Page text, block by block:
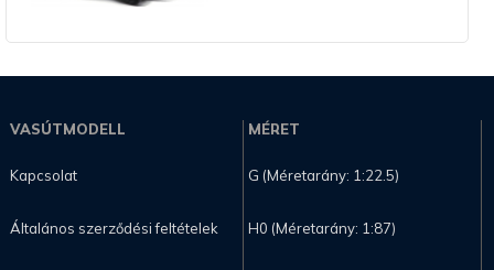
VASÚTMODELL
Kapcsolat
Általános szerződési feltételek
MÉRET
G (Méretarány: 1:22.5)
H0 (Méretarány: 1:87)